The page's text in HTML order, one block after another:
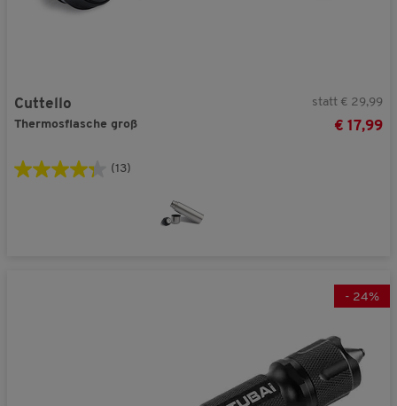
Cuttello
Thermosflasche groß
statt € 29,99
€ 17,99
(13)
- 24%